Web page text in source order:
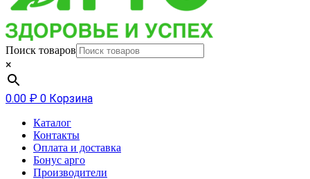
Поиск товаров
×
0.00 ₽ 0 Корзина
Каталог
Контакты
Оплата и доставка
Бонус арго
Производители